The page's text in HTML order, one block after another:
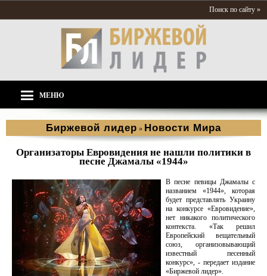
Поиск по сайту »
МЕНЮ
Биржевой лидер » Новости Мира
Организаторы Евровидения не нашли политики в
песне Джамалы «1944»
В песне певицы Джамалы с
названием «1944», которая
будет представлять Украину
на конкурсе «Евровидение»,
нет никакого политического
контекста. «Так решил
Европейский вещательный
союз, организовывающий
известный песенный
конкурс», - передает издание
«Биржевой лидер».